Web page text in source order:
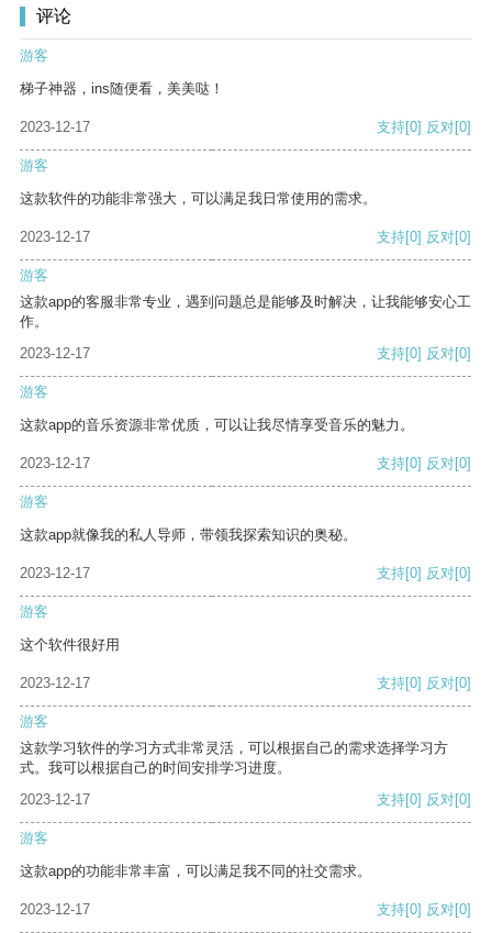
评论
游客
梯子神器，ins随便看，美美哒！
2023-12-17 支持[0] 反对[0]
游客
这款软件的功能非常强大，可以满足我日常使用的需求。
2023-12-17 支持[0] 反对[0]
游客
这款app的客服非常专业，遇到问题总是能够及时解决，让我能够安心工
作。
2023-12-17
支持[0] 反对[0]
游客
这款app的音乐资源非常优质，可以让我尽情享受音乐的魅力。
2023-12-17 支持[0] 反对[0]
游客
这款app就像我的私人导师，带领我探索知识的奥秘。
2023-12-17 支持[0] 反对[0]
游客
这个软件很好用
2023-12-17 支持[0] 反对[0]
游客
这款学习软件的学习方式非常灵活，可以根据自己的需求选择学习方
式。我可以根据自己的时间安排学习进度。
2023-12-17
支持[0] 反对[0]
游客
这款app的功能非常丰富，可以满足我不同的社交需求。
2023-12-17 支持[0] 反对[0]